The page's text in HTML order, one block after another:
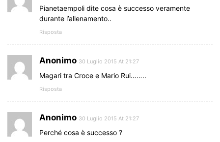
Pianetaempoli dite cosa è successo veramente
durante l’allenamento..
Risposta
Anonimo 30 Luglio 2015 At 21:27
Magari tra Croce e Mario Rui……..
Risposta
Anonimo 30 Luglio 2015 At 21:27
Perché cosa è successo ?